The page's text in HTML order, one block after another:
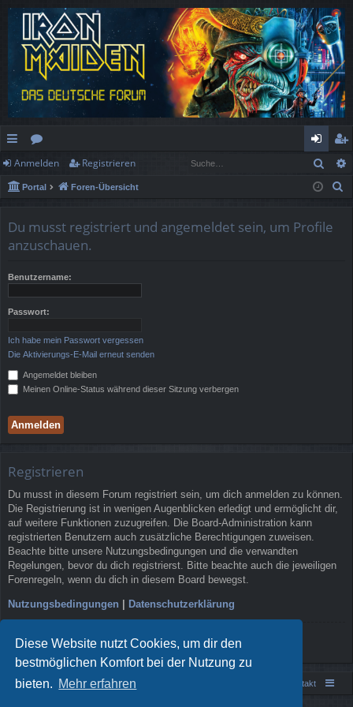
Diese Website nutzt Cookies, um dir den
bestmöglichen Komfort bei der Nutzung zu
bieten. Mehr erfahren
ch
ne
ug
f
or
en
n
m
eg
ist
Anmelden Registrieren
Portal Foren-Übersicht
Du musst registriert und angemeldet sein, um Profile
anzuschauen.
Benutzername:
Passwort:
Ich habe mein Passwort vergessen
Die Aktivierungs-E-Mail erneut senden
Angemeldet bleiben
Meinen Online-Status während dieser Sitzung verbergen
Registrieren
Du musst in diesem Forum registriert sein, um dich anmelden zu können.
Die Registrierung ist in wenigen Augenblicken erledigt und ermöglicht dir,
auf weitere Funktionen zuzugreifen. Die Board-Administration kann
registrierten Benutzern auch zusätzliche Berechtigungen zuweisen.
Beachte bitte unsere Nutzungsbedingungen und die verwandten
Regelungen, bevor du dich registrierst. Bitte beachte auch die jeweiligen
Forenregeln, wenn du dich in diesem Board bewegst.
Nutzungsbedingungen | Datenschutzerklärung
Registrieren
Portal Foren-Übersicht Kontakt